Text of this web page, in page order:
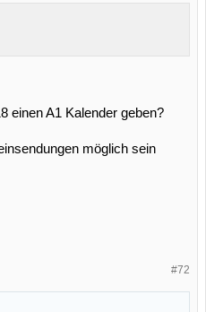
einen A1 Kalender geben?
möglich sein
#72